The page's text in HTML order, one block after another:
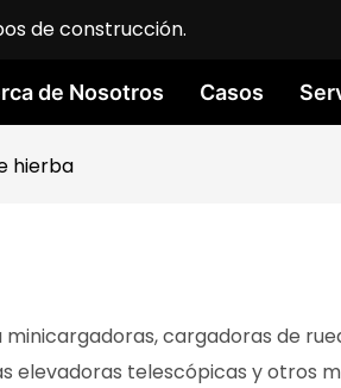
de construcción.
de Nosotros Casos
hierba
cargadoras de
elevadoras telescópicas y otros